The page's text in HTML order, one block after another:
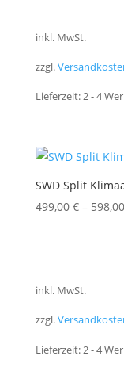
inkl. MwSt.
zzgl.
Lieferzeit:2 - 4
SWD Split
499,00 €– 598,00
inkl. MwSt.
zzgl.
Lieferzeit:2 - 4